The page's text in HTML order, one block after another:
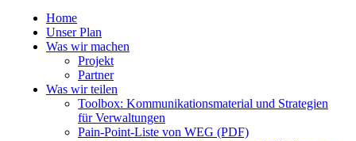
Home
Unser Plan
Was wir machen
Projekt
Partner
Was wir teilen
Toolbox: Kommunikationsmaterial und Strategien
für Verwaltungen
Pain-Point-Liste von WEG (PDF)